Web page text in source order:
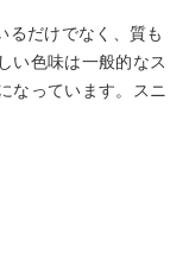
るだけでなく、質も
い色味は一般的なス
なっています。スニ